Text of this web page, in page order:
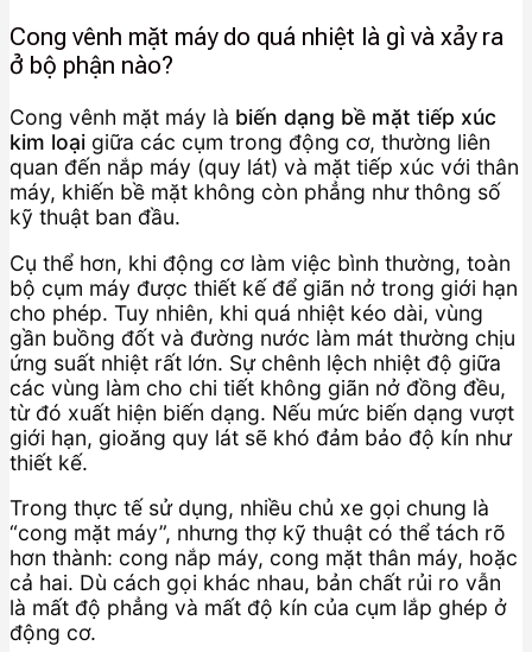
Cong vênh mặt máy do quá nhiệt là gì và xảy ra
ở bộ phận nào?
Cong vênh mặt máy là biến dạng bề mặt tiếp xúc
kim loại giữa các cụm trong động cơ, thường liên
quan đến nắp máy (quy lát) và mặt tiếp xúc với thân
máy, khiến bề mặt không còn phẳng như thông số
kỹ thuật ban đầu.
Cụ thể hơn, khi động cơ làm việc bình thường, toàn
bộ cụm máy được thiết kế để giãn nở trong giới hạn
cho phép. Tuy nhiên, khi quá nhiệt kéo dài, vùng
gần buồng đốt và đường nước làm mát thường chịu
ứng suất nhiệt rất lớn. Sự chênh lệch nhiệt độ giữa
các vùng làm cho chi tiết không giãn nở đồng đều,
từ đó xuất hiện biến dạng. Nếu mức biến dạng vượt
giới hạn, gioăng quy lát sẽ khó đảm bảo độ kín như
thiết kế.
Trong thực tế sử dụng, nhiều chủ xe gọi chung là
“cong mặt máy”, nhưng thợ kỹ thuật có thể tách rõ
hơn thành: cong nắp máy, cong mặt thân máy, hoặc
cả hai. Dù cách gọi khác nhau, bản chất rủi ro vẫn
là mất độ phẳng và mất độ kín của cụm lắp ghép ở
động cơ.